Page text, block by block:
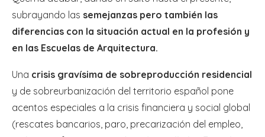
subrayando las semejanzas pero también las
diferencias con la situación actual en la profesión y
en las Escuelas de Arquitectura.
Una crisis gravísima de sobreproducción residencial
y de sobreurbanización del territorio español pone
acentos especiales a la crisis financiera y social global
(rescates bancarios, paro, precarización del empleo,